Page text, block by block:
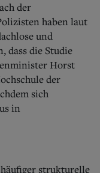
der
haben laut
und
dass die Studie
Horst
der
sich
in
häufiger strukturelle